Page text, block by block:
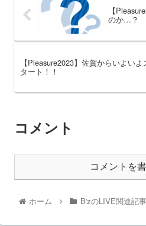
【
のか…？
【Pleasure2023】佐賀からいよいよ
タート！！
コメント
コメントを
ホーム B'zのLIVE関連記事